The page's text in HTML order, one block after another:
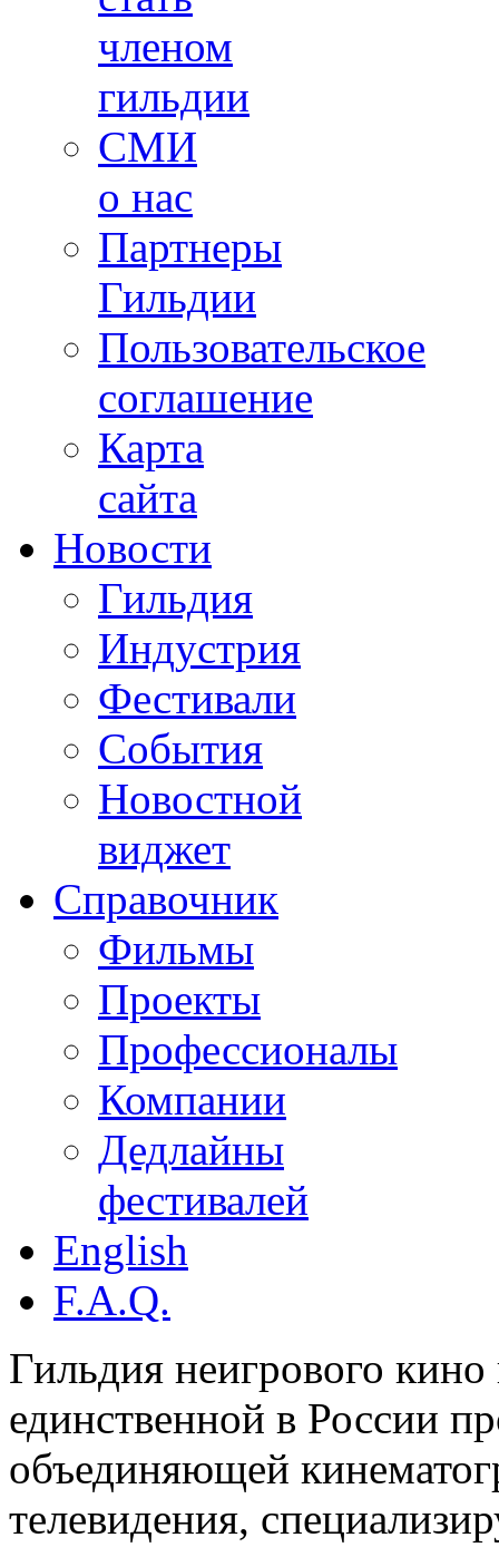
членом
гильдии
СМИ
о нас
Партнеры
Гильдии
Пользовательское
соглашение
Карта
сайта
Новости
Гильдия
Индустрия
Фестивали
События
Новостной
виджет
Справочник
Фильмы
Проекты
Профессионалы
Компании
Дедлайны
фестивалей
English
F.A.Q.
Гильдия неигрового кино
единственной в России
объединяющей
телевидения,